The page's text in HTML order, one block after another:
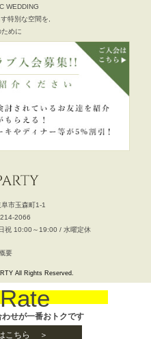
せが一番おトクです
こちら
WEDDING
特別な空間を,
めに
市玉森町1-1
2066
祝 10:00～19:00 / 水曜定休
要
All Rights Reserved.